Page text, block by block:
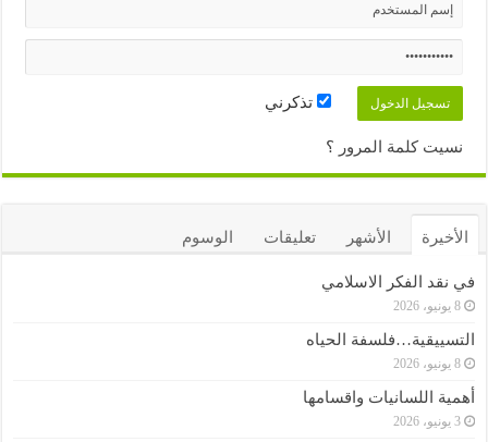
تذكرني
نسيت كلمة المرور ؟
الأخيرة الأشهر تعليقات الوسوم
في نقد الفكر الاسلامي
8 يونيو، 2026
التسييقية…فلسفة الحياه
8 يونيو، 2026
أهمية اللسانيات واقسامها
3 يونيو، 2026